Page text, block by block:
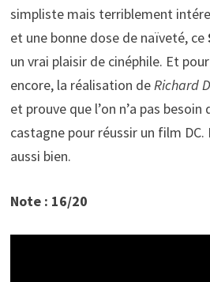
simpliste mais terriblement
et une bonne dose de naïveté, ce
un vrai plaisir de cinéphile. Et
encore, la réalisation de Richard
et prouve que l’on n’a pas besoin
castagne pour réussir un film DC.
aussi bien.
Note : 16/20